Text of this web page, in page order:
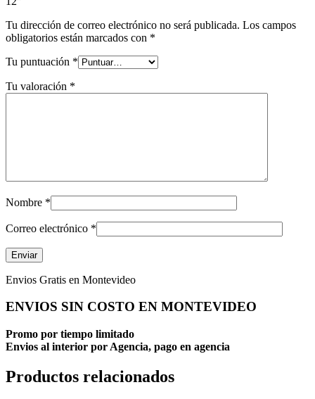
Tu dirección de correo electrónico no será publicada. Los campos
obligatorios están marcados con *
Tu puntuación *
Tu valoración *
Nombre *
Correo electrónico *
Envios Gratis en Montevideo
ENVIOS SIN COSTO EN MONTEVIDEO
Promo por tiempo limitado
Envios al interior por Agencia, pago en agencia
Productos relacionados